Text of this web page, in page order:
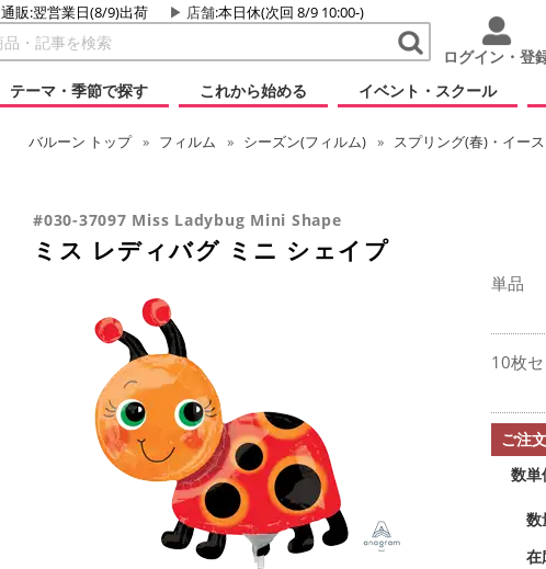
通販:翌営業日(8/9)出荷 店舗:本日休(次回 8/9 10:00-)
ログイン・登
テーマ・季節で探す
これから始める イベント・スクール
バルーン トップ フィルム シーズン(フィルム) スプリング(春)・イー
#030-37097 Miss Ladybug Mini Shape
ミス レディバグ ミニ シェイプ
単品
10枚セ
ご注文
数単
数
在